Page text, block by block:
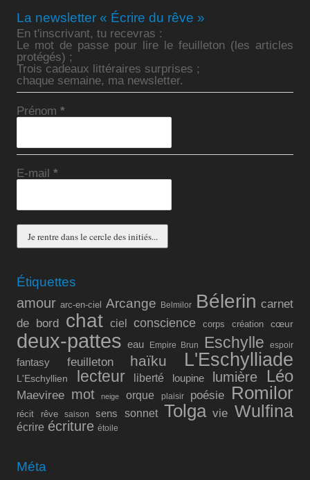
La newsletter « Écrire du rêve »
En t'inscrivant, tu recevras :
Le mot de passe pour lire le feuilleton (les articles
protégés) ;
Trois cadeaux littéraires surprises ;
chaque semaine, ma newsletter.
Prénom*
E-mail*
Étiquettes
amour arc-en-ciel Arcange Belmilor Bélerin carnet
de bord
chat ciel conscience corps création cœur
deux-pattes eau Empire Brun Eschylle espoir
fantasy feuilleton haïku L'Eschylliade
L'Eschyllien lecteur liberté loupine lumière Léo
Maeviree mot neige orque plaisir poésie Romilor
récit rêve saison sens sonnet Tolga vie Wulfina
écrire écriture étoile
Méta